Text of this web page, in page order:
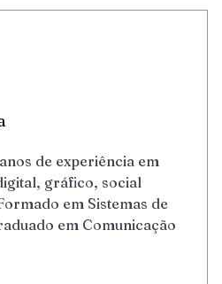
de experiência em
gráfico, social
em Sistemas de
em Comunicação